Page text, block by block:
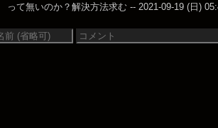
って無いのか？解決方法求む -- 2021-09-19 (日)